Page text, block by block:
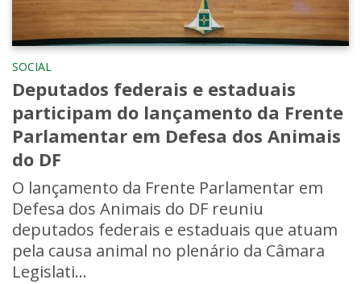
SOCIAL
Deputados federais e estaduais
participam do lançamento da Frente
Parlamentar em Defesa dos Animais
do DF
O lançamento da Frente Parlamentar em
Defesa dos Animais do DF reuniu
deputados federais e estaduais que atuam
pela causa animal no plenário da Câmara
Legislati...